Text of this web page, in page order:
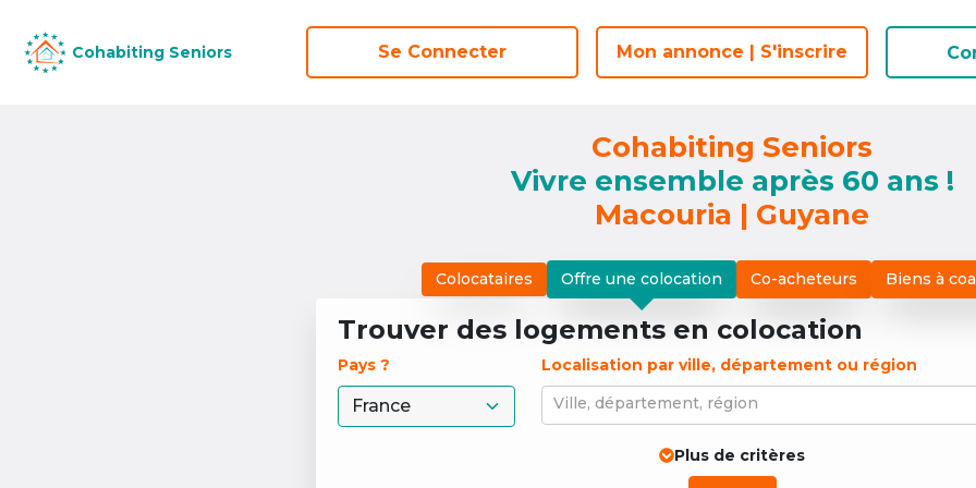
Cohabiting Seniors Se Connecter Mon annonce | S'inscrire
Cohabiting Seniors Se Connecter Mon annonce | S'inscrire
Cohabiting Seniors
Vivre ensemble après 60 ans !
Macouria | Guyane
Colocataires Offre une colocation Co-acheteurs Biens à
Trouver des logements en colocation
Pays ?
Localisation par ville, département ou région
Ville, département, région
Plus de critères